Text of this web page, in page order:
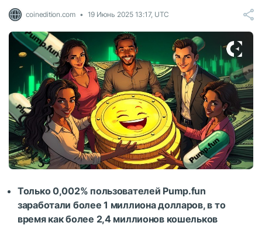
coinedition.com 19 Июнь 2025 13:17, UTC
Только 0,002% пользователей Pump.fun
заработали более 1 миллиона долларов, в то
время как более 2,4 миллионов кошельков